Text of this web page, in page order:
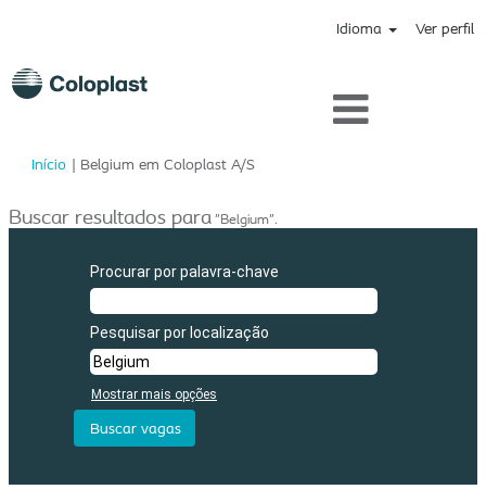
Idioma Ver perfil
Início | Belgium em Coloplast A/S(página
Buscar resultados para"Belgium".
Procurar por palavra-chave
Pesquisar por localização
Mostrar mais opções